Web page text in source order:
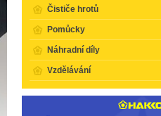
Čističe hrotů
Pomůcky
Náhradní díly
Vzdělávání